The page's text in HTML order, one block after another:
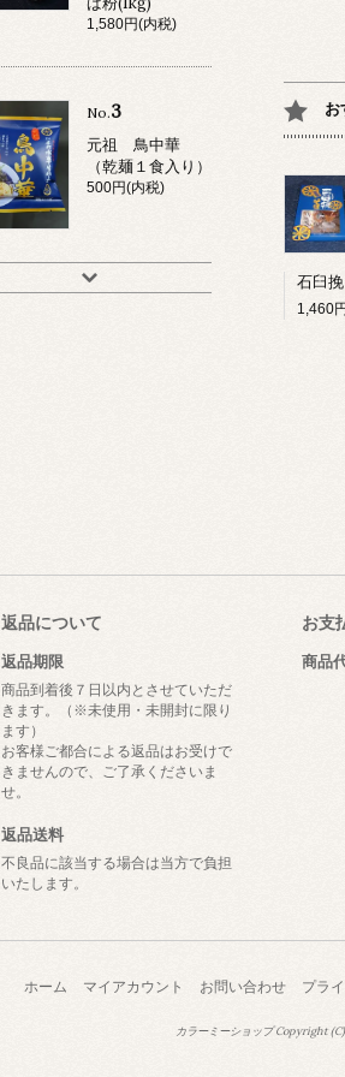
お
1,460
1,580円(内税)
No.3
元祖 鳥中華
（乾麺１食入り）
500円(内税)
返品について
返品期限
商品到着後７日以内とさせていただ
きます。（※未使用・未開封に限り
ます）
お客様ご都合による返品はお受けで
きませんので、ご了承くださいま
せ。
返品送料
不良品に該当する場合は当方で負担
いたします。
お支
商品
ホーム マイアカウント お問い合わせ プラ
カラーミーショップCopyright